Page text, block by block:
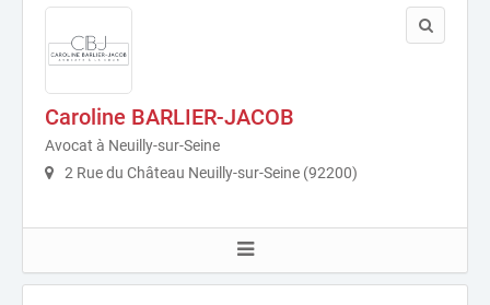
Caroline BARLIER-JACOB
Avocat à Neuilly-sur-Seine
2 Rue du Château Neuilly-sur-Seine (92200)